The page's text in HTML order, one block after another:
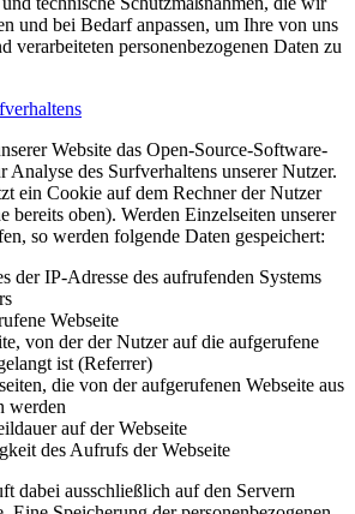
und bei Bedarf anpassen, um Ihre von uns
verarbeiteten personenbezogenen Daten zu
Website das Open-Source-Software-
Analyse des Surfverhaltens unserer Nutzer.
ein Cookie auf dem Rechner der Nutzer
bereits oben). Werden Einzelseiten unserer
so werden folgende Daten gespeichert:
der IP-Adresse des aufrufenden Systems
Webseite
von der der Nutzer auf die aufgerufene
ist (Referrer)
die von der aufgerufenen Webseite aus
werden
auf der Webseite
des Aufrufs der Webseite
dabei ausschließlich auf den Servern